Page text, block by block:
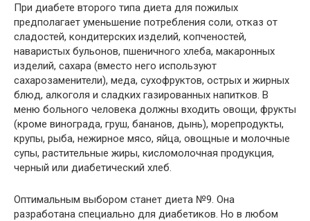
При диабете второго типа диета для пожилых
предполагает уменьшение потребления соли, отказ от
сладостей, кондитерских изделий, копченостей,
наваристых бульонов, пшеничного хлеба, макаронных
изделий, сахара (вместо него используют
сахарозаменители), меда, сухофруктов, острых и жирных
блюд, алкоголя и сладких газированных напитков. В
меню больного человека должны входить овощи, фрукты
(кроме винограда, груш, бананов, дынь), морепродукты,
крупы, рыба, нежирное мясо, яйца, овощные и молочные
супы, растительные жиры, кисломолочная продукция,
черный или диабетический хлеб.
Оптимальным выбором станет диета №9. Она
разработана специально для диабетиков. Но в любом